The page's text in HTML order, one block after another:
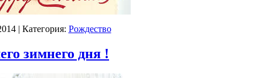
| Категория: Рождество
зимнего дня !